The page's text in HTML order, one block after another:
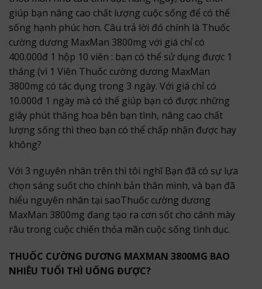
giúp bạn nâng cao chất lượng cuộc sống để có thể
sống hạnh phúc hơn. Câu trả lời đó chính là Thuốc
cường dương MaxMan 3800mg với giá chỉ có
400.000đ 1 hộp 10 viên : bạn có thể sử dụng được 1
tháng (vì 1 Viên Thuốc cường dương MaxMan
3800mg có tác dụng trong 3 ngày. Với giá chỉ có
10.000đ 1 ngày mà có thể giúp bạn có được những
giây phút thăng hoa bên bạn tình, nâng cao chất
lượng sống thì theo bạn có thể chấp nhận được hay
không?
Với 3 nguyên nhân trên thì tôi nghĩ Bạn đã có sự lựa
chọn sáng suốt cho chính bản thân mình, và bạn đã
hiểu nguyên nhân tại saoThuốc cường dương
MaxMan 3800mg đang tạo ra cơn sốt cho cánh mày
râu trong cuộc chiến thỏa mãn cuộc sống tình dục.
THUỐC CƯỜNG DƯƠNG MAXMAN 3800MG BAO
NHIÊU TUỔI THÌ UỐNG ĐƯỢC?